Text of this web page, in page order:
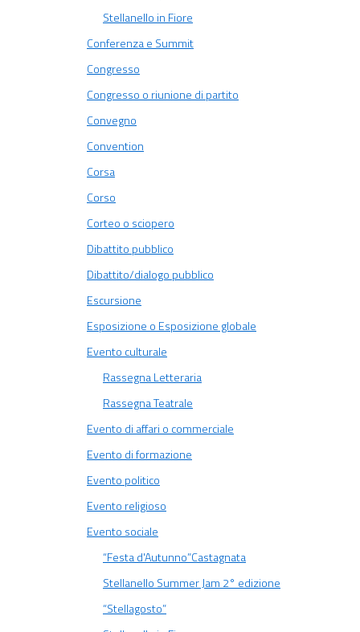
Stellanello in Fiore
Conferenza e Summit
Congresso
Congresso o riunione di partito
Convegno
Convention
Corsa
Corso
Corteo o sciopero
Dibattito pubblico
Dibattito/dialogo pubblico
Escursione
Esposizione o Esposizione globale
Evento culturale
Rassegna Letteraria
Rassegna Teatrale
Evento di affari o commerciale
Evento di formazione
Evento politico
Evento religioso
Evento sociale
“Festa d'Autunno”Castagnata
Stellanello Summer Jam 2° edizione
“Stellagosto”